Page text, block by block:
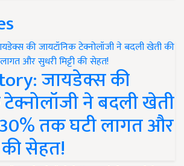
जायडेक्स की
ने बदली खेती
तक घटी लागत और
की सेहत!